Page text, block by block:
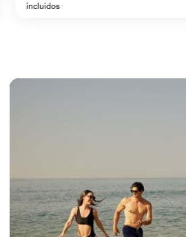
incluidos